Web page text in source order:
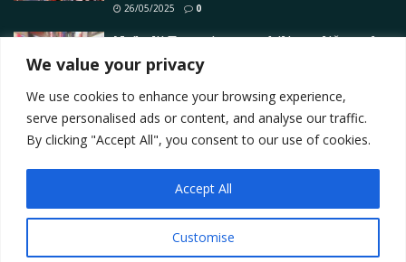
We value your privacy
We use cookies to enhance your browsing experience,
serve personalised ads or content, and analyse our traffic.
By clicking "Accept All", you consent to our use of cookies.
Customise
Accept All
26/05/2025 0
Najbolji Touge i automobili za ulične trke
u Forza Horizon 6
Contact
Privacy Policy
Terms Marketing i oglašavanje